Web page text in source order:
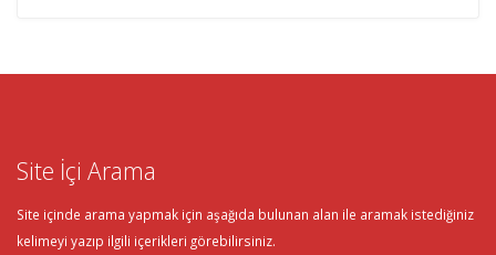
Site İçi Arama
Site içinde arama yapmak için aşağıda bulunan alan ile aramak istediğiniz
kelimeyi yazıp ilgili içerikleri görebilirsiniz.